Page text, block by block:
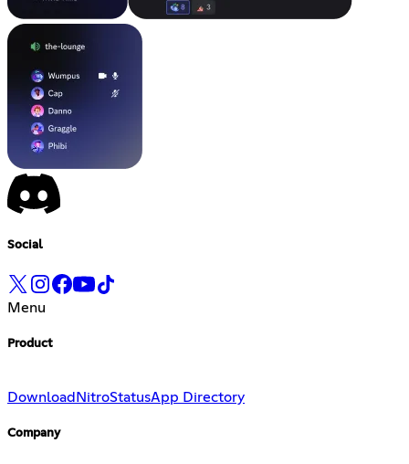
Social
Menu
Product
Download NitroStatusApp Directory
Company